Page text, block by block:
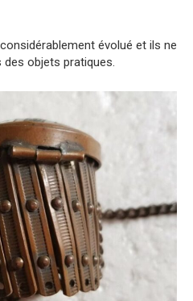
évolué et ils ne
objets pratiques.